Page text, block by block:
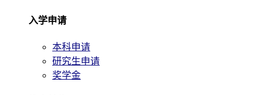
入学申请
本科申请
研究生申请
奖学金